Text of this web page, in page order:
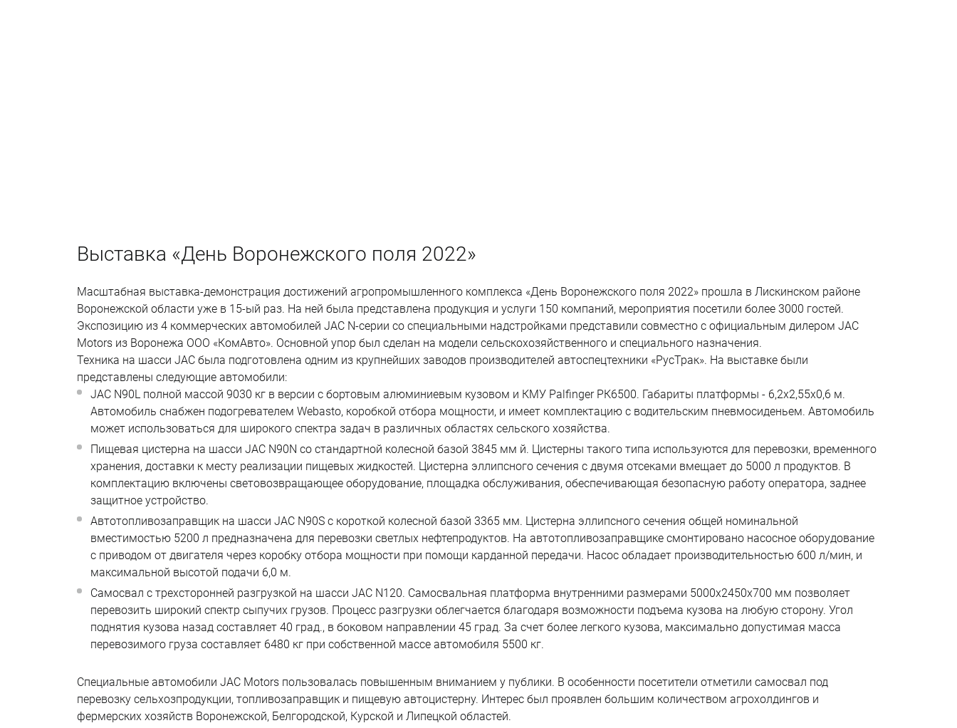
Выставка «День Воронежского поля 2022»
Масштабная выставка-демонстрация достижений агропромышленного комплекса «День Воронежского поля 2022» прошла в Лискинском районе
Воронежской области уже в 15-ый раз. На ней была представлена продукция и услуги 150 компаний, мероприятия посетили более 3000 гостей.
Экспозицию из 4 коммерческих автомобилей JAC N-серии со специальными надстройками представили совместно с официальным дилером JAC
Motors из Воронежа ООО «КомАвто». Основной упор был сделан на модели сельскохозяйственного и специального назначения.
Техника на шасси JAC была подготовлена одним из крупнейших заводов производителей автоспецтехники «РусТрак». На выставке были
представлены следующие автомобили:
JAC N90L полной массой 9030 кг в версии с бортовым алюминиевым кузовом и КМУ Palfinger РК6500. Габариты платформы - 6,2х2,55х0,6 м.
Автомобиль снабжен подогревателем Webasto, коробкой отбора мощности, и имеет комплектацию с водительским пневмосиденьем. Автомобиль
может использоваться для широкого спектра задач в различных областях сельского хозяйства.
Пищевая цистерна на шасси JAC N90N со стандартной колесной базой 3845 мм й. Цистерны такого типа используются для перевозки, временного
хранения, доставки к месту реализации пищевых жидкостей. Цистерна эллипсного сечения с двумя отсеками вмещает до 5000 л продуктов. В
комплектацию включены световозвращающее оборудование, площадка обслуживания, обеспечивающая безопасную работу оператора, заднее
защитное устройство.
Автотопливозаправщик на шасси JAC N90S с короткой колесной базой 3365 мм. Цистерна эллипсного сечения общей номинальной
вместимостью 5200 л предназначена для перевозки светлых нефтепродуктов. На автотопливозаправщике смонтировано насосное оборудование
с приводом от двигателя через коробку отбора мощности при помощи карданной передачи. Насос обладает производительностью 600 л/мин, и
максимальной высотой подачи 6,0 м.
Самосвал с трехсторонней разгрузкой на шасси JAC N120. Самосвальная платформа внутренними размерами 5000х2450х700 мм позволяет
перевозить широкий спектр сыпучих грузов. Процесс разгрузки облегчается благодаря возможности подъема кузова на любую сторону. Угол
поднятия кузова назад составляет 40 град., в боковом направлении 45 град. За счет более легкого кузова, максимально допустимая масса
перевозимого груза составляет 6480 кг при собственной массе автомобиля 5500 кг.
Специальные автомобили JAC Motors пользовалась повышенным вниманием у публики. В особенности посетители отметили самосвал под
перевозку сельхозпродукции, топливозаправщик и пищевую автоцистерну. Интерес был проявлен большим количеством агрохолдингов и
фермерских хозяйств Воронежской, Белгородской, Курской и Липецкой областей.